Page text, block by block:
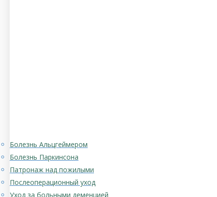
Болезнь Альцгеймером
Болезнь Паркинсона
Патронаж над пожилыми
Послеоперационный уход
Уход за больными деменцией